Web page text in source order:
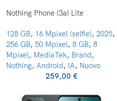
Nothing Phone (3a) Lite
128 GB, 16 Mpixel (selfie), 2025,
256 GB, 50 Mpixel, 8 GB, 8
Mpixel, MediaTek, Brand,
Nothing, Android, IA, Nuovo
259,00 €